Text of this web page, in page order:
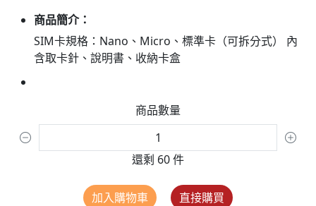
商品簡介：
SIM卡規格：Nano、Micro、標準卡（可拆分式） 內
含取卡針、說明書、收納卡盒
商品數量
還剩 60 件
加入購物車 直接購買